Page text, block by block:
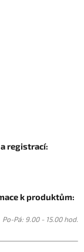
registrací:
k produktům:
Po-Pá: 9.00 - 15.00 hod.